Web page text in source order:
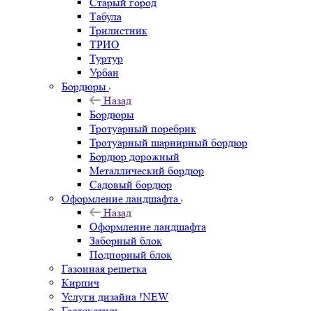
Табула
Трилистник
ТРИО
Туртур
Урбан
Бордюры
Назад
Бордюры
Тротуарный поребрик
Тротуарный шарнирный бордюр
Бордюр дорожный
Металлический бордюр
Садовый бордюр
Оформление ландшафта
Назад
Оформление ландшафта
Заборный блок
Подпорный блок
Газонная решетка
Кирпич
Услуги дизайна !NEW